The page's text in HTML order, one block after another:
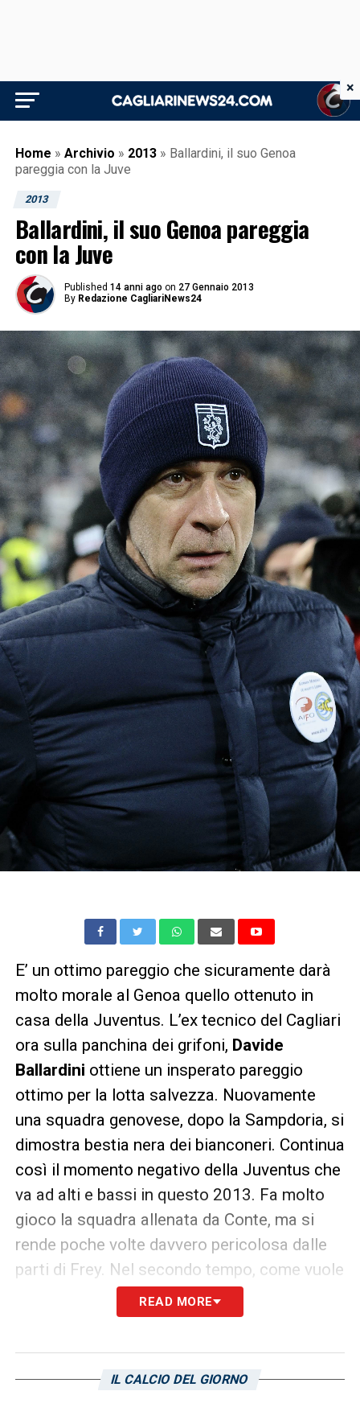
Home » Archivio » 2013 » Ballardini, il suo Genoa
pareggia con la Juve
2013
Ballardini, il suo Genoa pareggia
con la Juve
Published 14 anni ago on 27 Gennaio 2013
By Redazione CagliariNews24
E’ un ottimo pareggio che sicuramente darà
molto morale al Genoa quello ottenuto in
casa della Juventus. L’ex tecnico del Cagliari
ora sulla panchina dei grifoni, Davide
Ballardini ottiene un insperato pareggio
ottimo per la lotta salvezza. Nuovamente
una squadra genovese, dopo la Sampdoria, si
dimostra bestia nera dei bianconeri. Continua
così il momento negativo della Juventus che
va ad alti e bassi in questo 2013. Fa molto
gioco la squadra allenata da Conte, ma si
rende poche volte davvero pericolosa dalle
parti di Frey. Nel secondo tempo, come vuole
la legge del calcio, segna Borriello e
mantiene la tradizione dell’ex di turno. Finale
un fallo di mano in area del difensore
READ MORE
IL CALCIO DEL GIORNO
×